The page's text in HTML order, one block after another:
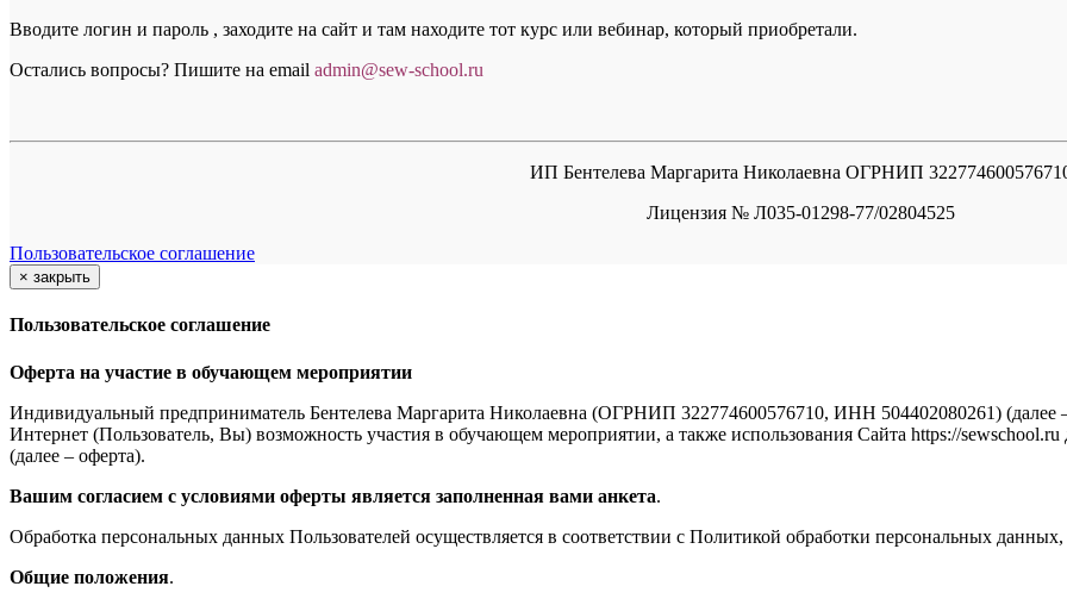
Вводите логин и пароль , заходите на сайт и там находите тот курс или вебинар, который приобретали.
Остались вопросы? Пишите на email admin@sew-school.ru
ИП Бентелева Маргарита Николаевна ОГРНИП
Лицензия № Л035-01298-77/02804525
Пользовательское соглашение
× закрыть
Пользовательское соглашение
Оферта на участие в обучающем мероприятии
Индивидуальный предприниматель Бентелева Маргарита Николаевна (ОГРНИП 322774600576710, ИНН 504402080261) (далее
Интернет (Пользователь, Вы) возможность участия в обучающем мероприятии, а также использования Сайта https://
(далее – оферта).
Вашим согласием с условиями оферты является заполненная вами анкета.
Обработка персональных данных Пользователей осуществляется в соответствии с Политикой обработки персональных
Общие положения.